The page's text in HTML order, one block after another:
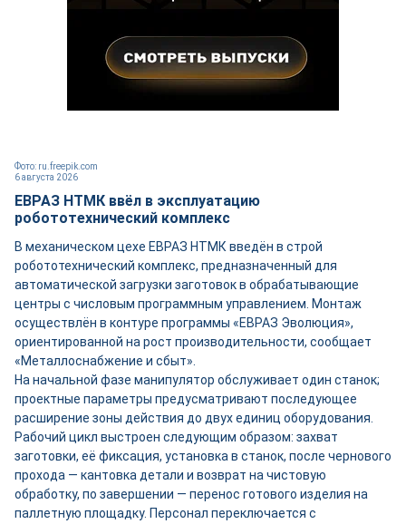
6 августа 2026
Фото: ru.freepik.com
ЕВРАЗ НТМК ввёл в эксплуатацию
робототехнический комплекс
В механическом цехе ЕВРАЗ НТМК введён в строй
робототехнический комплекс, предназначенный для
автоматической загрузки заготовок в обрабатывающие
центры с числовым программным управлением. Монтаж
осуществлён в контуре программы «ЕВРАЗ Эволюция»,
ориентированной на рост производительности, сообщает
«Металлоснабжение и сбыт».
На начальной фазе манипулятор обслуживает один станок;
проектные параметры предусматривают последующее
расширение зоны действия до двух единиц оборудования.
Рабочий цикл выстроен следующим образом: захват
заготовки, её фиксация, установка в станок, после чернового
прохода — кантовка детали и возврат на чистовую
обработку, по завершении — перенос готового изделия на
паллетную площадку. Персонал переключается с